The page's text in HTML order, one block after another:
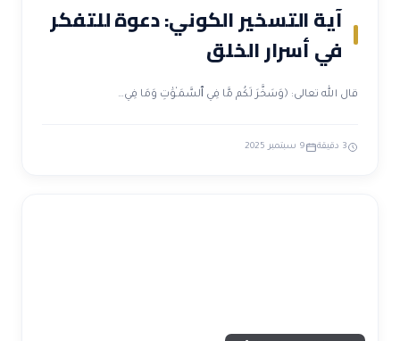
آية التسخير الكوني: دعوة للتفكر
في أسرار الخلق
قال الله تعالى: ﴿وَسَخَّرَ لَكُم مَّا فِي ٱلسَّمَـٰوَٰتِ وَمَا فِي…
3 دقيقة 9 سبتمبر 2025